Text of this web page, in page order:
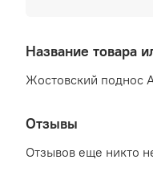
Название товара
Жостовский поднос
Отзывы
Отзывов еще никто